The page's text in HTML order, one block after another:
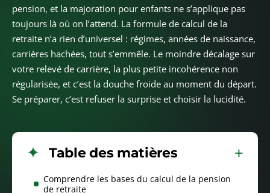
pension, et la majoration pour enfants ne s’applique pas
toujours là où on l’attend. La formule de calcul de la
retraite n’a rien d’universel : régimes, années de naissance,
carrières hachées, tout s’emmêle. Le moindre décalage sur
votre relevé de carrière, la plus petite incohérence non
régularisée, et c’est la douche froide au moment du départ.
Se préparer, c’est refuser la surprise et choisir la lucidité.
Table des matières
Comprendre les bases du calcul de la pension
de retraite